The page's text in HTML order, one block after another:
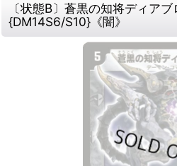
〔状態B〕蒼黒の知将ディアブ
{DM14S6/S10}《闇》